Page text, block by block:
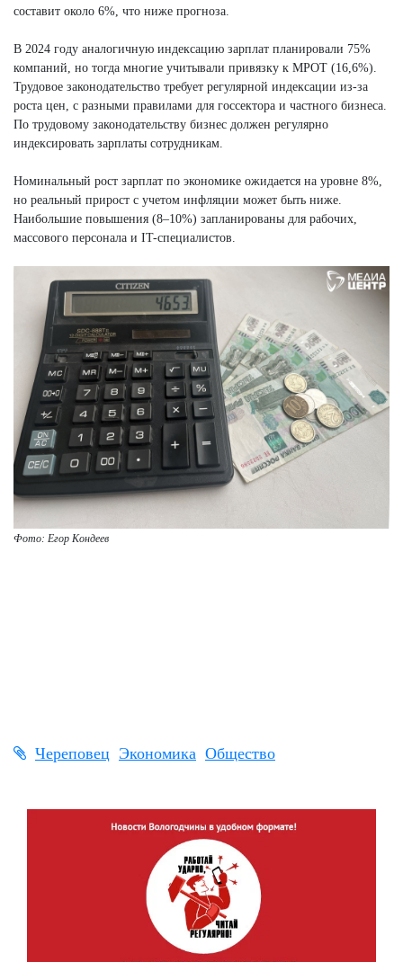
составит около 6%, что ниже прогноза.
В 2024 году аналогичную индексацию зарплат планировали 75%
компаний, но тогда многие учитывали привязку к МРОТ (16,6%).
Трудовое законодательство требует регулярной индексации из-за
роста цен, с разными правилами для госсектора и частного бизнеса.​
По трудовому законодательству бизнес должен регулярно
индексировать зарплаты сотрудникам.
Номинальный рост зарплат по экономике ожидается на уровне 8%,
но реальный прирост с учетом инфляции может быть ниже.
Наибольшие повышения (8–10%) запланированы для рабочих,
массового персонала и IT-специалистов.
Фото: Егор Кондеев
Череповец Экономика Общество